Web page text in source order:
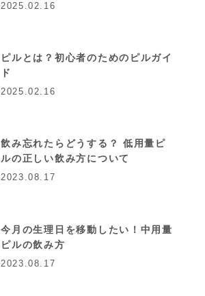
2025.02.16
ピルとは？初心者のためのピルガイ
ド
2025.02.16
飲み忘れたらどうする？ 低用量ピ
ルの正しい飲み方について
2023.08.17
今月の生理日を移動したい！中用量
ピルの飲み方
2023.08.17